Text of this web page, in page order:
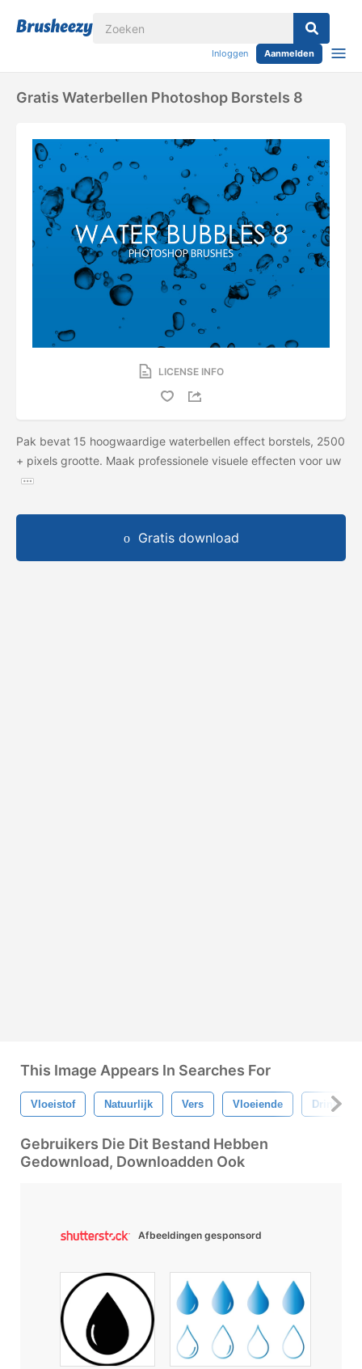
Inloggen Aanmelden
Gratis Waterbellen Photoshop Borstels 8
LICENSE INFO
Pak bevat 15 hoogwaardige waterbellen effect borstels, 2500
+ pixels grootte. Maak professionele visuele effecten voor uw
Gratis download
This Image Appears In Searches For
Vloeistof Natuurlijk Vers Vloeiende Drinken
Gebruikers Die Dit Bestand Hebben
Gedownload, Downloadden Ook
Afbeeldingen gesponsord